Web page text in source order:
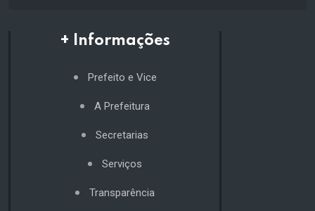
+ Informações
Prefeito e Vice
A Prefeitura
Secretarias
Serviços
Transparência